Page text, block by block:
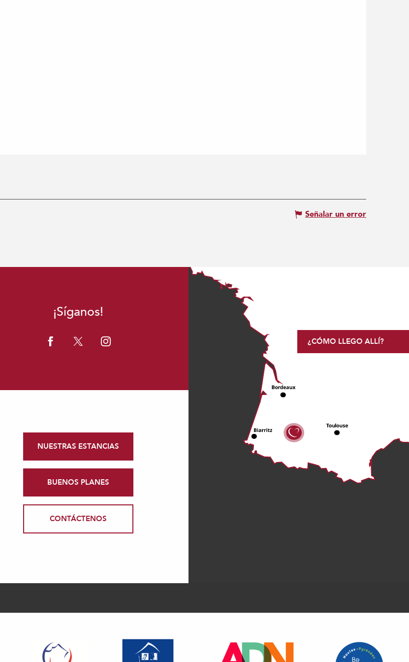
Señalar un error
¡Síganos!
NUESTRAS ESTANCIAS
BUENOS PLANES
CONTÁCTENOS
¿CÓMO LLEGO ALLÍ?